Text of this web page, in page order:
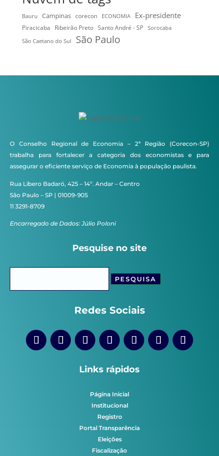
Bauru Campinas corecon ECONOMIA Ex-presidente
Piracicaba Ribeirão Preto Santo André - SP
Sorocaba
São Caetano do Sul
São Paulo
O Conselho Regional de Economia – 2ª Região (Corecon-SP)
trabalha para fortalecer a categoria dos economistas e para
assegurar o eficiente serviço de Economia à população paulista.
Rua Líbero Badaró, 425 – 14º. Andar – Centro
São Paulo – SP | 01009-905
11 3291-8709
Encarregado de Dados: Júlio Poloni
Pesquise no site
Redes Sociais
Links rápidos
Página Inicial
Institucional
Registro
Portal Transparência
Eleições
Fiscalização